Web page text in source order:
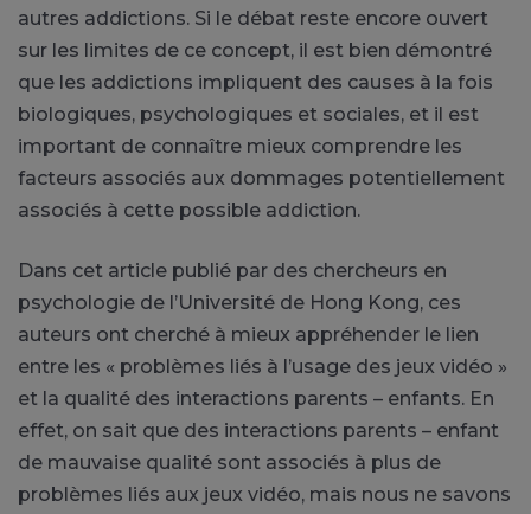
autres addictions. Si le débat reste encore ouvert
sur les limites de ce concept, il est bien démontré
que les addictions impliquent des causes à la fois
biologiques, psychologiques et sociales, et il est
important de connaître mieux comprendre les
facteurs associés aux dommages potentiellement
associés à cette possible addiction.
Dans cet article publié par des chercheurs en
psychologie de l’Université de Hong Kong, ces
auteurs ont cherché à mieux appréhender le lien
entre les « problèmes liés à l’usage des jeux vidéo »
et la qualité des interactions parents – enfants. En
effet, on sait que des interactions parents – enfant
de mauvaise qualité sont associés à plus de
problèmes liés aux jeux vidéo, mais nous ne savons